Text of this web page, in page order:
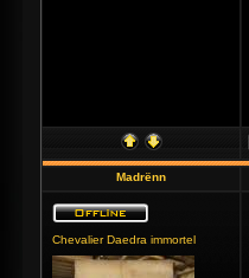
Madrënn
Chevalier Daedra immortel